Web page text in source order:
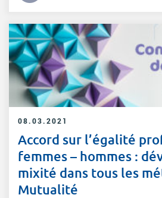
08.03.2021
Accord sur l’égalité
femmes – hommes :
mixité dans tous les
Mutualité